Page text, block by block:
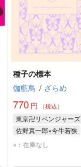
種子の標本
伽藍鳥 / ざらめ
770 円 （税込）
東京卍リベンジャーズ
佐野真一郎×今牛若狭
佐野真一郎
×：在庫なし